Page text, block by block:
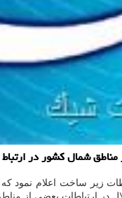
شمال کشور در
زیر ساخت اعلام نمود